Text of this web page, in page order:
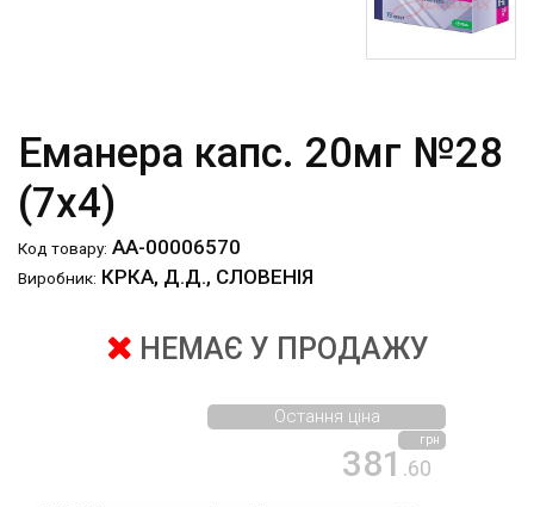
Еманера капс. 20мг №28
(7х4)
Код товару: АА-00006570
Виробник: КРКА, Д.Д., СЛОВЕНІЯ
НЕМАЄ У ПРОДАЖУ
381.60
грн
Остання ціна